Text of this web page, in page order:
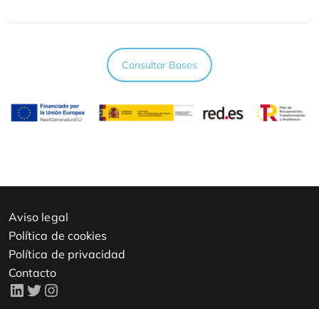
Consultar Bases
Aviso legal
Política de cookies
Política de privacidad
Contacto